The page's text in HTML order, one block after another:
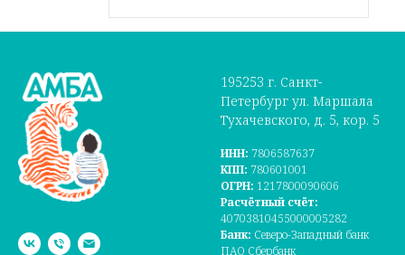
195253 г. Санкт-
Петербург ул. Маршала
Тухачевского, д. 5, кор. 5
ИНН: 7806587637
КПП: 780601001
ОГРН: 1217800090606
Расчётный счёт:
40703810455000005282
Банк: Северо-Западный банк
ПАО Сбербанк